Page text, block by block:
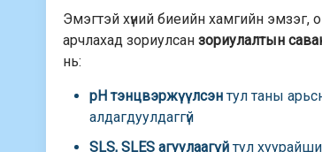
Эмэгтэй хүний биеийн хамгийн эмзэг,
арчлахад зориулсанзориулалтын
нь:
pH тэнцвэржүүлсэн тул таны
алдагдуулдаггүй
SLS, SLES агуулаагүй тул